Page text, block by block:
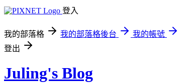
登入
我的部落格 我的部落格後台
我的帳號
登出
Juling's Blog